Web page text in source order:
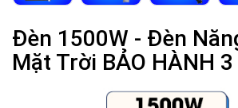
Đèn 1500W - Đèn
Mặt Trời BẢO HÀNH